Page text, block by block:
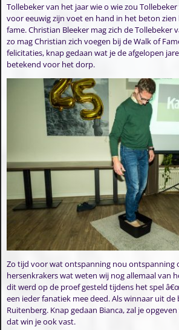
Tollebeker van het jaar wie o wie zou
voor eeuwig zijn voet en hand in het beton zien
fame. Christian Bleeker mag zich de Tollebeker
zo mag Christian zich voegen bij de Walk of
felicitaties, knap gedaan wat je de afgelopen
betekend voor het dorp.
Zo tijd voor wat ontspanning nou ontspanning
hersenkrakers wat weten wij nog allemaal van
dit werd op de proef gesteld tijdens het spel
een ieder fanatiek mee deed. Als winnaar uit de
Ruitenberg. Knap gedaan Bianca, zal je
dat win je ook vast.